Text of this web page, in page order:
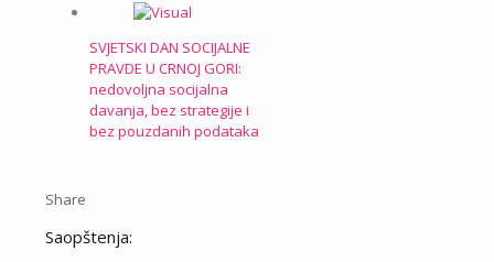
SVJETSKI DAN SOCIJALNE
PRAVDE U CRNOJ GORI:
nedovoljna socijalna
davanja, bez strategije i
bez pouzdanih podataka
Share
Saopštenja: